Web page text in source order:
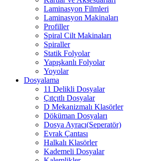
Laminasyon Filmleri
Laminasyon Makinaları
Profiller
Spiral Cilt Makinaları
Spiraller
Statik Folyolar
Yapışkanlı Folyolar
Yoyolar
Dosyalama
11 Delikli Dosyalar
Çıtçıtlı Dosyalar
D Mekanizmalı Klasörler
Döküman Dosyaları
Dosya Ayracı(Seperatör)
Evrak Çantası
Halkalı Klasörler
Kademeli Dosyalar